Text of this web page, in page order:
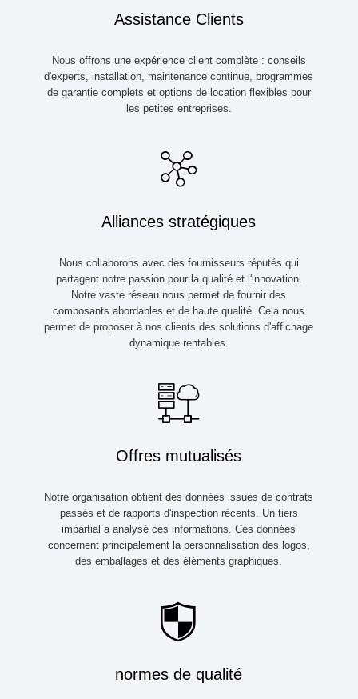
Assistance Clients
Nous offrons une expérience client complète : conseils
d'experts, installation, maintenance continue, programmes
de garantie complets et options de location flexibles pour
les petites entreprises.
Alliances stratégiques
Nous collaborons avec des fournisseurs réputés qui
partagent notre passion pour la qualité et l'innovation.
Notre vaste réseau nous permet de fournir des
composants abordables et de haute qualité. Cela nous
permet de proposer à nos clients des solutions d'affichage
dynamique rentables.
Offres mutualisés
Notre organisation obtient des données issues de contrats
passés et de rapports d'inspection récents. Un tiers
impartial a analysé ces informations. Ces données
concernent principalement la personnalisation des logos,
des emballages et des éléments graphiques.
normes de qualité